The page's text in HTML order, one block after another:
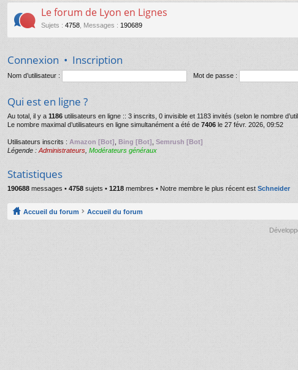
ci
s
Le forum de Lyon en Lignes
Sujets : 4758 Messages : 190689
Connexion • Inscription
Nom d’utilisateur : Mot de passe :
Qui est en ligne ?
Au total, il y a 1186 utilisateurs en ligne :: 3 inscrits, 0 invisible et 1183 invités (selon le nombre
Le nombre maximal d’utilisateurs en ligne simultanément a été de 7406 le 27 févr. 2026, 09:52
Utilisateurs inscrits : Amazon [Bot] Bing [Bot] Semrush [Bot]
Légende : Administrateurs Modérateurs généraux
Statistiques
190688 messages • 4758 sujets • 1218 membres • Notre membre le plus récent est Schneider
Accueil du forum Accueil du forum